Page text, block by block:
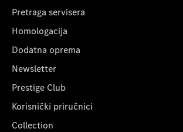
Pretraga servisera
Homologacija
Dodatna oprema
Newsletter
Prestige Club
Korisnički priručnici
Collection